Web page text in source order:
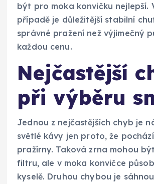
být pro moka konvičku nejlepší.
případě je důležitější stabilní
správné pražení než výjimečný
každou cenu.
Nejčastější
při výběru
Jednou z nejčastějších chyb je
světlé kávy jen proto, že
pražírny. Taková zrna mohou
filtru, ale v moka konvičce
kyselě. Druhou chybou je